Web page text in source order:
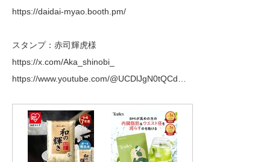
https://daidai-myao.booth.pm/
スタンプ：赤司輝虎様
https://x.com/Aka_shinobi_
https://www.youtube.com/@UCDlJgN0tQCd…